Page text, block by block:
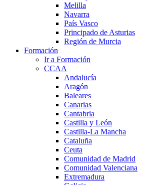
Melilla
Navarra
País Vasco
Principado de Asturias
Región de Murcia
Formación
Ir a Formación
CCAA
Andalucía
Aragón
Baleares
Canarias
Cantabria
Castilla y León
Castilla-La Mancha
Cataluña
Ceuta
Comunidad de Madrid
Comunidad Valenciana
Extremadura